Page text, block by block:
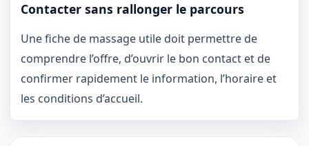
Contacter sans rallonger le parcours
Une fiche de massage utile doit permettre de
comprendre l’offre, d’ouvrir le bon contact et de
confirmer rapidement le information, l’horaire et
les conditions d’accueil.